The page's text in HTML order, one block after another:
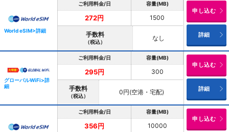
World eSIM>詳細
ご利用料金/日 容量(MB)
272円 1500
手数料
（税込） なし
申し込む
詳細
グローバルWiFi>詳
細
ご利用料金/日 容量(MB)
295円 300
手数料
（税込） 0円(空港・宅配)
申し込む
詳細
ご利用料金/日 容量(MB)
356円 10000
申し込む